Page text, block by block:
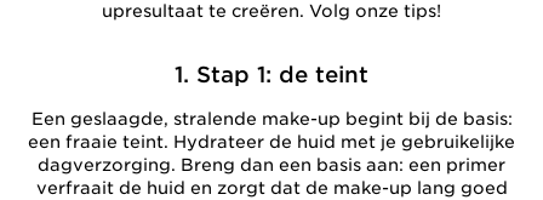
upresultaat te creëren. Volg onze tips!
1. Stap 1: de teint
Een geslaagde, stralende make-up begint bij de basis:
een fraaie teint. Hydrateer de huid met je gebruikelijke
dagverzorging. Breng dan een basis aan: een primer
verfraait de huid en zorgt dat de make-up lang goed